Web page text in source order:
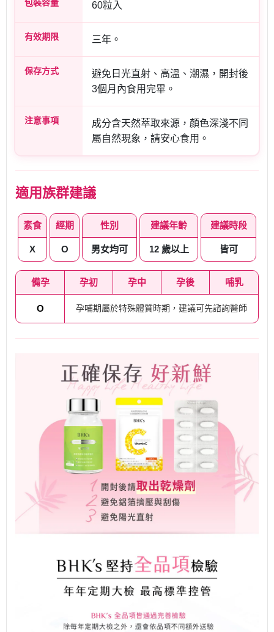
包裝容量 60粒入
有效期限 三年。
保存方式
避免日光直射、高溫、潮濕，開封後
3個月內食用完畢。
注意事項
成分含天然萃取來源，顏色深淺不同
屬自然現象，請安心食用。
適用族群建議
素食
X
經期
O
性別
男女均可
建議年齡
12 歲以上
建議時段
皆可
備孕 孕初 孕中 孕後 哺乳
O 孕哺期屬於特殊體質時期，建議可先諮詢醫師